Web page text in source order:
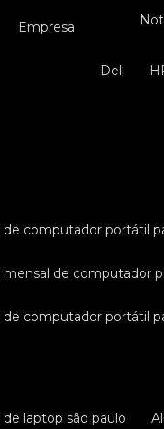
Empresa
Dell
de computador portátil
mensal de computador
de computador portátil
de laptop são paulo